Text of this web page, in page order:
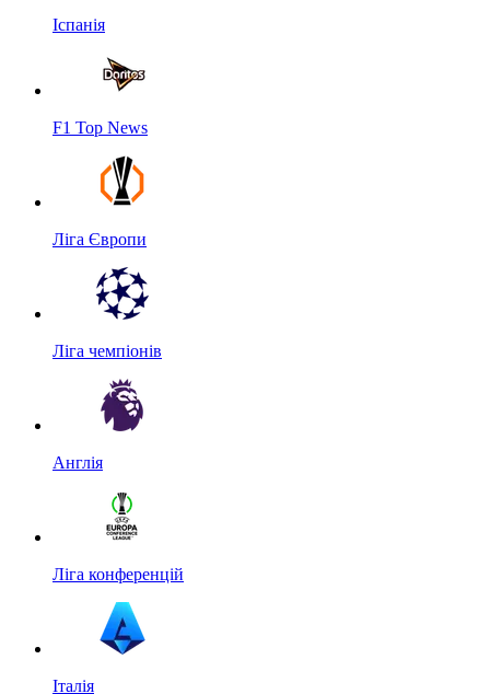
Іспанія
F1 Top News
Ліга Європи
Ліга чемпіонів
Англія
Ліга конференцій
Італія